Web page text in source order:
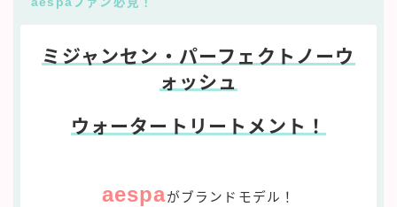
ミジャンセン・パーフェクトノーウ
ォッシュ
ウォータートリートメント！
aespaがブランドモデル！